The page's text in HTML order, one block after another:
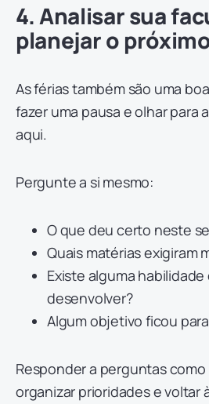
4. Analisar sua
planejar o
As férias também são uma
fazer uma pausa e olhar para
aqui.
Pergunte a si mesmo:
O que deu certo neste
Quais matérias exigiram
Existe alguma
desenvolver?
Algum objetivo ficou
Responder a perguntas como
organizar prioridades e voltar